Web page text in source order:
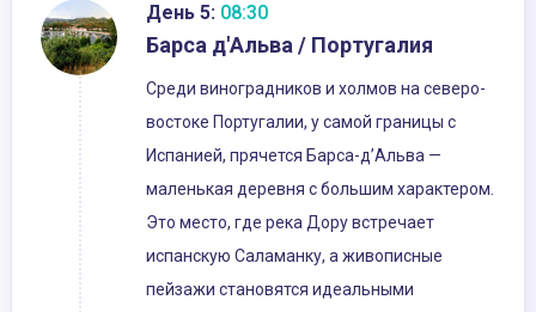
День 5: 08:30
Барса д'Альва / Португалия
Среди виноградников и холмов на северо-
востоке Португалии, у самой границы с
Испанией, прячется Барса-д’Альва —
маленькая деревня с большим характером.
Это место, где река Дору встречает
испанскую Саламанку, а живописные
пейзажи становятся идеальными